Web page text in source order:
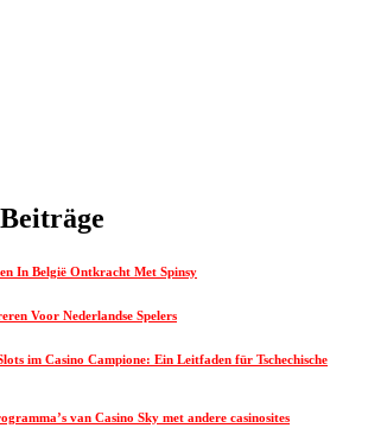
In België Ontkracht Met Spinsy
Voor Nederlandse Spelers
im Casino Campione: Ein Leitfaden für Tschechische
van Casino Sky met andere casinosites